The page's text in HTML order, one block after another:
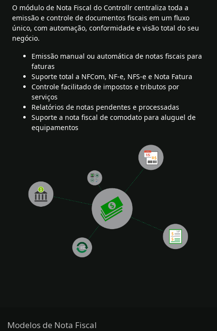
O módulo de Nota Fiscal do Controllr centraliza toda a
emissão e controle de documentos fiscais em um fluxo
único, com automação, conformidade e visão total do seu
negócio.
Emissão manual ou automática de notas fiscais para
faturas
Suporte total a NFCom, NF-e, NFS-e e Nota Fatura
Controle facilitado de impostos e tributos por
serviços
Relatórios de notas pendentes e processadas
Suporte a nota fiscal de comodato para aluguel de
equipamentos
Modelos de Nota Fiscal